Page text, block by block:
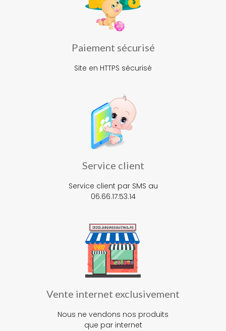
Paiement sécurisé
Site en HTTPS sécurisé
Service client
Service client par SMS au
06.66.17.53.14
Vente internet exclusivement
Nous ne vendons nos produits
que par internet